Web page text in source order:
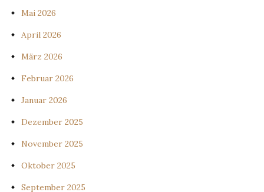
Mai 2026
April 2026
März 2026
Februar 2026
Januar 2026
Dezember 2025
November 2025
Oktober 2025
September 2025